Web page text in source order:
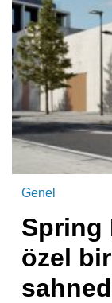
Genel
Spring
özel